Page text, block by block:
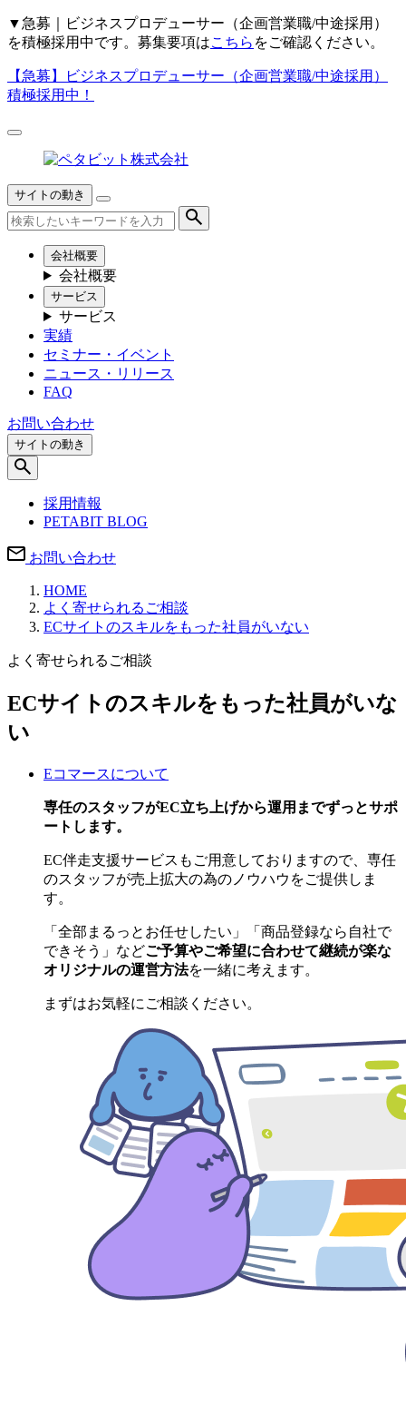
▼ 急募｜ビジネスプロデューサー（企画営業職/中途採用）
を積極採用中です。募集要項はこちら をご確認ください。
【急募】
ビジネスプロデューサー（企画営業職/中途採用）
積極採用中！
サイトの動き
会社概要
会社概要
サービス
サービス
実績
セミナー・イベント
ニュース・リリース
FAQ
お問い合わせ
サイトの動き
採用情報
PETABIT BLOG
お問い合わせ
HOME
よく寄せられるご相談
ECサイトのスキルをもった社員がいない
よく寄せられるご相談
ECサイトのスキルをもった社員がいな
い
Eコマースについて
専任のスタッフがEC立ち上げから運用までずっとサポ
ートします。
EC伴走支援サービスもご用意しておりますので、専任
のスタッフが売上拡大の為のノウハウをご提供しま
す。
「全部まるっとお任せしたい」「商品登録なら自社で
できそう」などご予算やご希望に合わせて継続が楽な
オリジナルの運営方法を一緒に考えます。
まずはお気軽にご相談ください。